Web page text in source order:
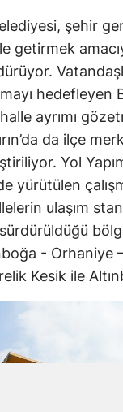
şehir
getirmek
hedefleyen
ayrımı
da ilçe
Yol
yürütülen
ulaşım
-
Kesik ile